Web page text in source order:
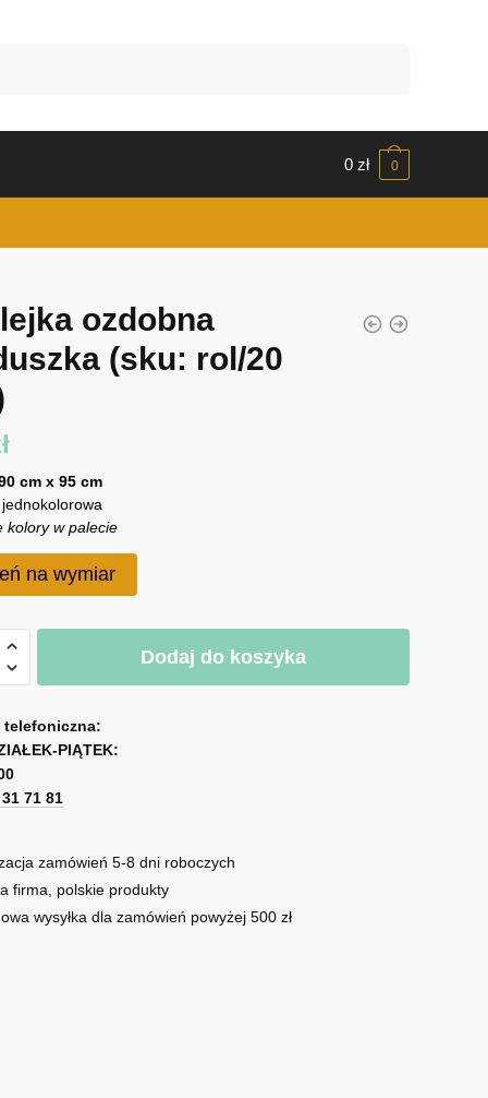
0 zł 0
ozdobna
(sku: rol/20
cm x 95 cm
kolory w palecie
na wymiar
Dodaj do koszyka
PIĄTEK:
71 81
zamówień 5-8 dni roboczych
firma, polskie produkty
wysyłka dla zamówień powyżej 500 zł